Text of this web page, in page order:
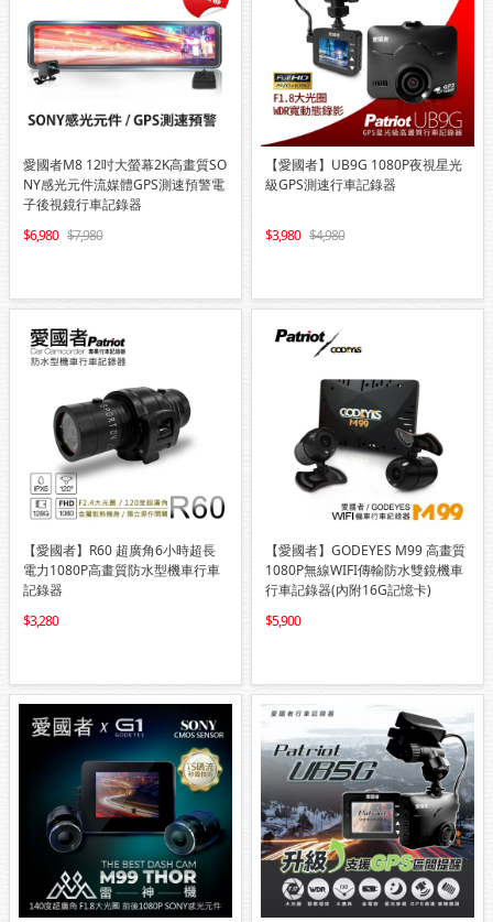
愛國者M8 12吋大螢幕2K高畫質SO
NY感光元件流媒體GPS測速預警電
子後視鏡行車記錄器
6,980
7,980
【愛國者】UB9G 1080P夜視星光
級GPS測速行車記錄器
3,980 4,980
【愛國者】R60 超廣角6小時超長
電力1080P高畫質防水型機車行車
記錄器
3,280
【愛國者】GODEYES M99 高畫質
1080P無線WIFI傳輸防水雙鏡機車
行車記錄器(內附16G記憶卡)
5,900